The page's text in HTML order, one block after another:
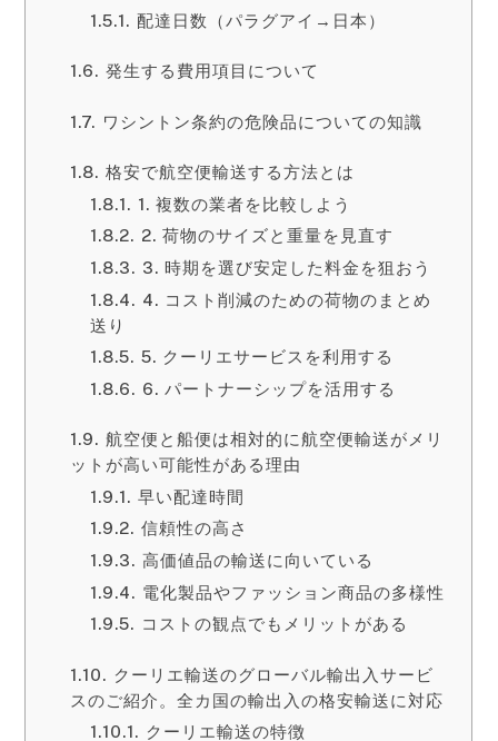
配達日数（パラグアイ→日本）
発生する費用項目について
ワシントン条約の危険品についての知識
格安で航空便輸送する方法とは
1. 複数の業者を比較しよう
2. 荷物のサイズと重量を見直す
3. 時期を選び安定した料金を狙おう
4. コスト削減のための荷物のまとめ
送り
5. クーリエサービスを利用する
6. パートナーシップを活用する
航空便と船便は相対的に航空便輸送がメリ
ットが高い可能性がある理由
早い配達時間
信頼性の高さ
高価値品の輸送に向いている
電化製品やファッション商品の多様性
コストの観点でもメリットがある
クーリエ輸送のグローバル輸出入サービ
スのご紹介。全カ国の輸出入の格安輸送に対応
クーリエ輸送の特徴